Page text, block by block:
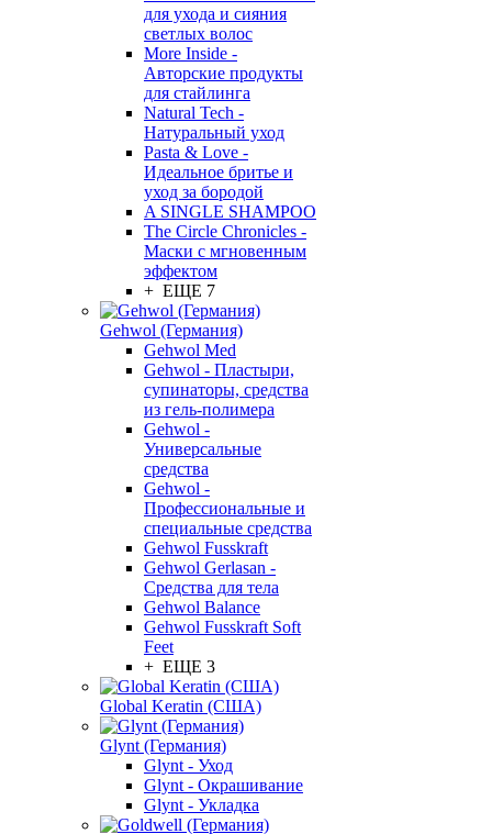
для ухода и сияния
светлых волос
More Inside -
Авторские продукты
для стайлинга
Natural Tech -
Натуральный уход
Pasta & Love -
Идеальное бритье и
уход за бородой
A SINGLE SHAMPOO
The Circle Chronicles -
Маски с мгновенным
эффектом
+ ЕЩЕ 7
Gehwol (Германия)
Gehwol Med
Gehwol - Пластыри,
супинаторы, средства
из гель-полимера
Gehwol -
Универсальные
средства
Gehwol -
Профессиональные и
специальные средства
Gehwol Fusskraft
Gehwol Gerlasan -
Средства для тела
Gehwol Balance
Gehwol Fusskraft Soft
Feet
+ ЕЩЕ 3
Global Keratin (США)
Glynt (Германия)
Glynt - Уход
Glynt - Окрашивание
Glynt - Укладка